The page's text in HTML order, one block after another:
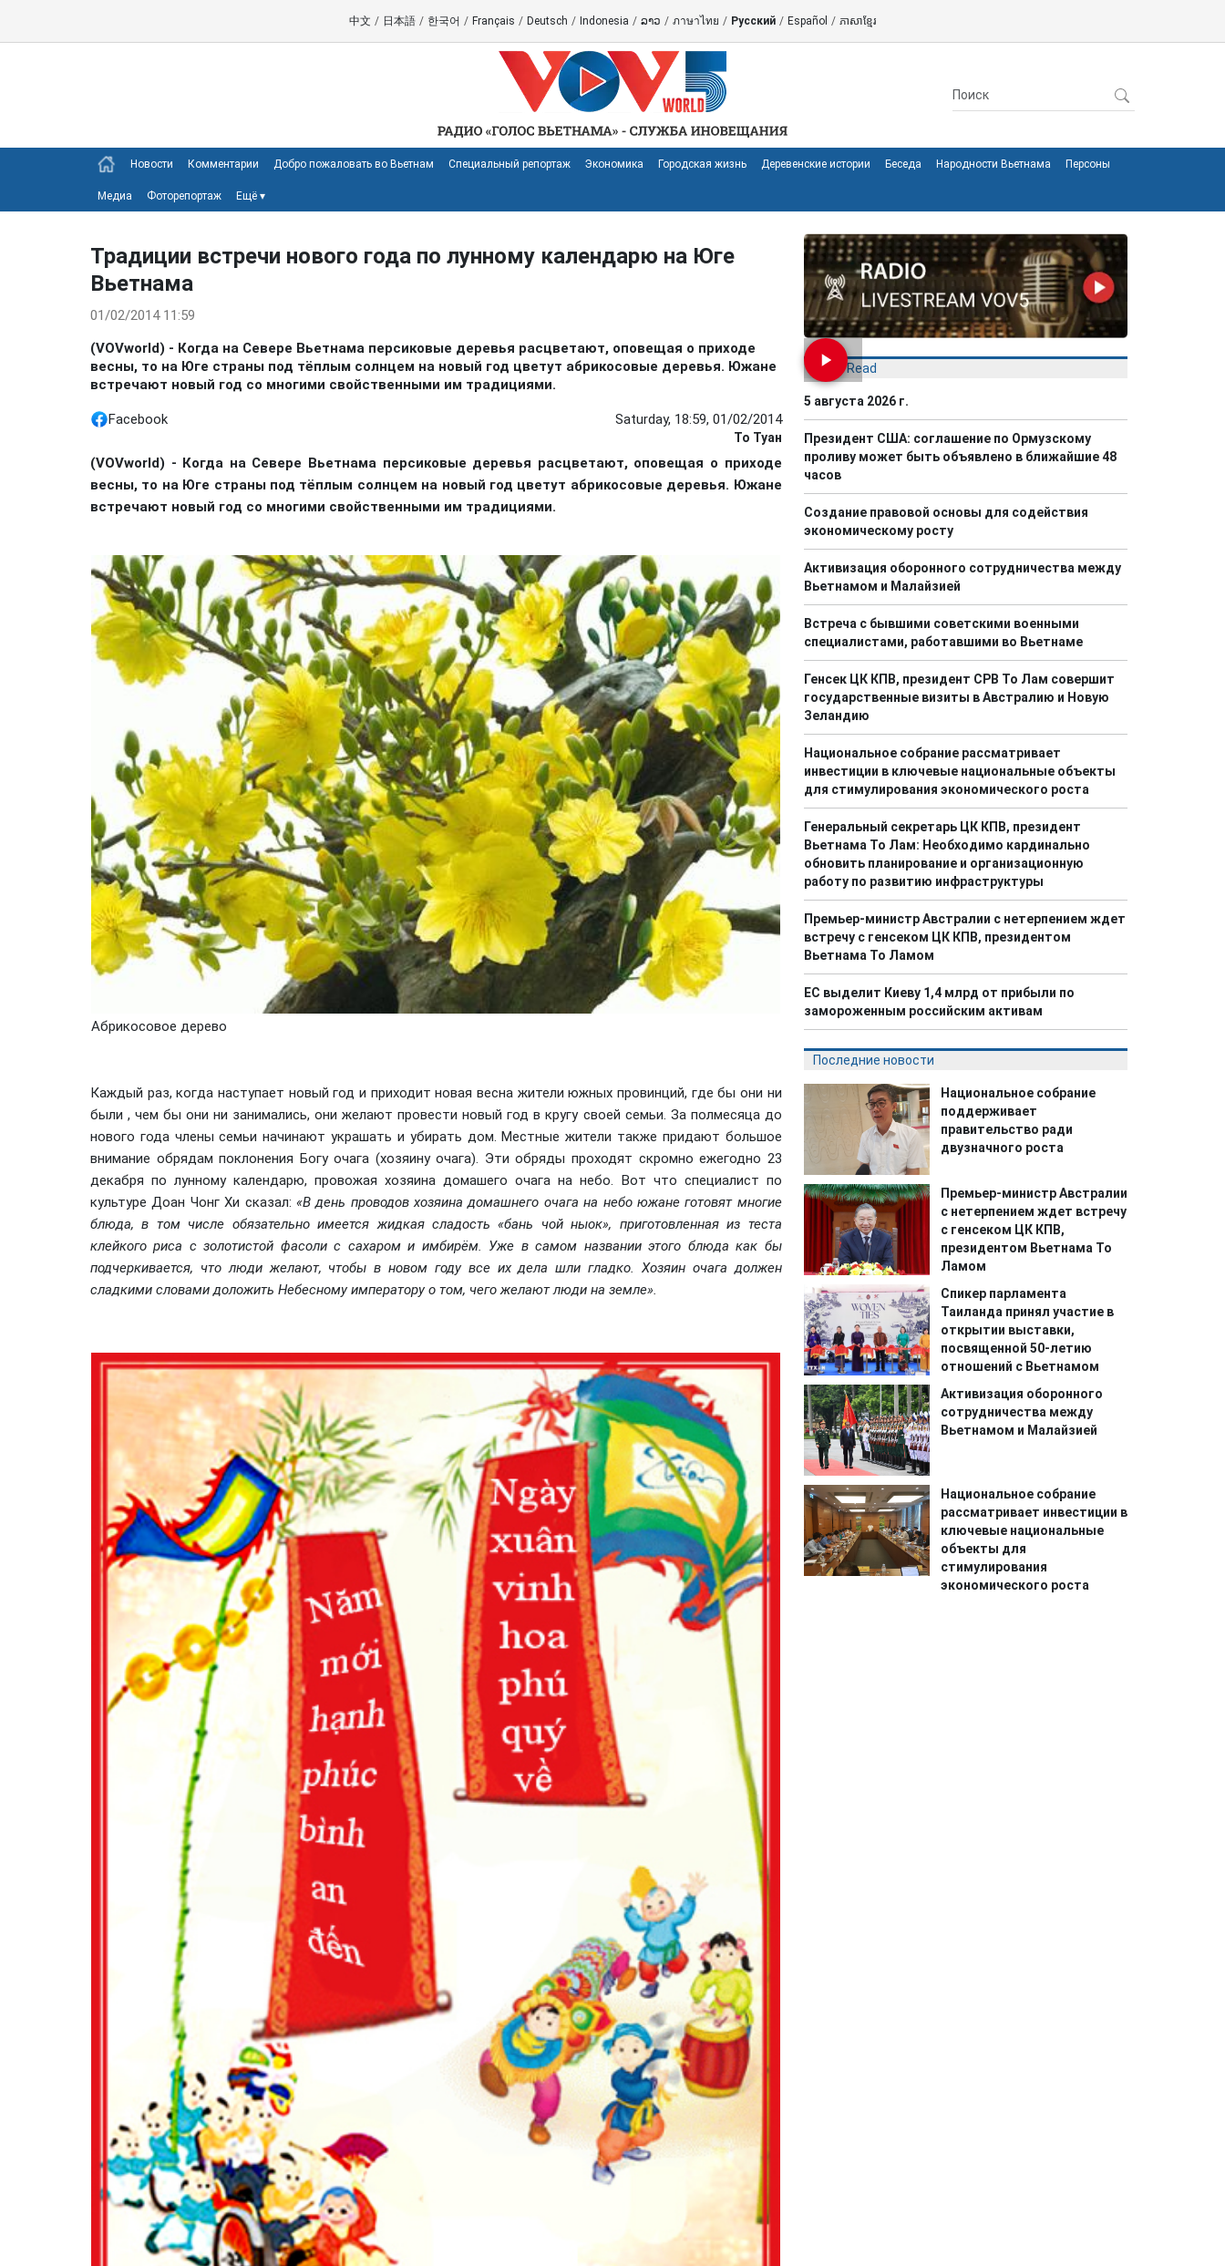
中文 / 日本語 / 한국어 / Français / Deutsch / Indonesia / ລາວ / ภาษาไทย / Русский / Español / ភាសាខ្មែរ
Новости Комментарии Добро пожаловать во Вьетнам Специальный репортаж Экономика Городская жизнь Деревенские истории Беседа Народности Вьетнама Персоны
Медиа Фоторепортаж Ещё ▾
Традиции встречи нового года по лунному календарю на Юге
Вьетнама
01/02/2014 11:59
(VOVworld) - Когда на Севере Вьетнама персиковые деревья расцветают, оповещая о приходе
весны, то на Юге страны под тёплым солнцем на новый год цветут абрикосовые деревья. Южане
встречают новый год со многими свойственными им традициями.
Facebook Saturday, 18:59, 01/02/2014
То Туан
(VOVworld) - Когда на Севере Вьетнама персиковые деревья расцветают, оповещая о приходе
весны, то на Юге страны под тёплым солнцем на новый год цветут абрикосовые деревья. Южане
встречают новый год со многими свойственными им традициями.
Абрикосовое дерево
Каждый раз, когда наступает новый год и приходит новая весна жители южных провинций, где бы они ни
были , чем бы они ни занимались, они желают провести новый год в кругу своей семьи. За полмесяца до
нового года члены семьи начинают украшать и убирать дом. Местные жители также придают большое
внимание обрядам поклонения Богу очага (хозяину очага). Эти обряды проходят скромно ежегодно 23
декабря по лунному календарю, провожая хозяина домашего очага на небо. Вот что специалист по
культуре Доан Чонг Хи сказал: «В день проводов хозяина домашнего очага на небо южане готовят многие
блюда, в том числе обязательно имеется жидкая сладость «бань чой ныок», приготовленная из теста
клейкого риса с золотистой фасоли с сахаром и имбирём. Уже в самом названии этого блюда как бы
подчеркивается, что люди желают, чтобы в новом году все их дела шли гладко. Хозяин очага должен
сладкими словами доложить Небесному императору о том, чего желают люди на земле».
Most Read
5 августа 2026 г.
Президент США: соглашение по Ормузскому
проливу может быть объявлено в ближайшие 48
часов
Создание правовой основы для содействия
экономическому росту
Активизация оборонного сотрудничества между
Вьетнамом и Малайзией
Встреча с бывшими советскими военными
специалистами, работавшими во Вьетнаме
Генсек ЦК КПВ, президент СРВ То Лам совершит
государственные визиты в Австралию и Новую
Зеландию
Национальное собрание рассматривает
инвестиции в ключевые национальные объекты
для стимулирования экономического роста
Генеральный секретарь ЦК КПВ, президент
Вьетнама То Лам: Необходимо кардинально
обновить планирование и организационную
работу по развитию инфраструктуры
Премьер-министр Австралии с нетерпением ждет
встречу с генсеком ЦК КПВ, президентом
Вьетнама То Ламом
ЕС выделит Киеву 1,4 млрд от прибыли по
замороженным российским активам
Последние новости
Национальное собрание
поддерживает
правительство ради
двузначного роста
Премьер-министр Австралии
с нетерпением ждет встречу
с генсеком ЦК КПВ,
президентом Вьетнама То
Ламом
Спикер парламента
Таиланда принял участие в
открытии выставки,
посвященной 50-летию
отношений с Вьетнамом
Активизация оборонного
сотрудничества между
Вьетнамом и Малайзией
Национальное собрание
рассматривает инвестиции в
ключевые национальные
объекты для
стимулирования
экономического роста